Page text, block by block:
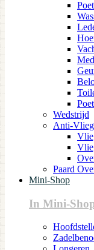
Wedstrijd
Anti-
Paard
Mini-Shop
In Mini-